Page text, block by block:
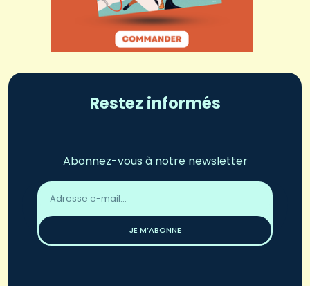
Restez informés
Abonnez-vous à notre newsletter
Adresse
email
JE M’ABONNE